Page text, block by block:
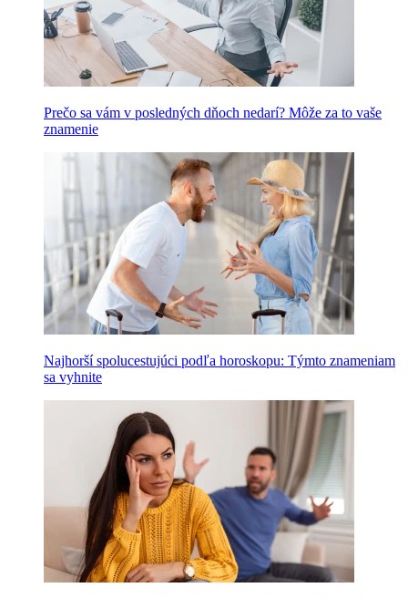
Prečo sa vám v posledných dňoch nedarí? Môže za to vaše
znamenie
Najhorší spolucestujúci podľa horoskopu: Týmto znameniam
sa vyhnite